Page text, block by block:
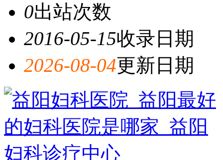
0出站次数
2016-05-15收录日期
2026-08-04更新日期